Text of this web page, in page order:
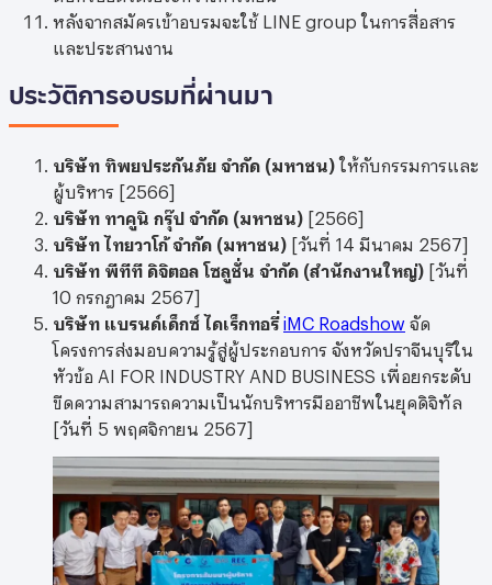
หลังจากสมัครเข้าอบรมจะใช้ LINE group ในการสื่อสาร
และประสานงาน
ประวัติการอบรมที่ผ่านมา
บริษัท ทิพยประกันภัย จํากัด (มหาชน) ให้กับกรรมการและ
ผู้บริหาร [2566]
บริษัท ทาคูนิ กรุ๊ป จำกัด (มหาชน) [2566]
บริษัท ไทยวาโก้ จำกัด (มหาชน) [วันที่ 14 มีนาคม 2567]
บริษัท พีทีที ดิจิตอล โซลูชั่น จำกัด (สำนักงานใหญ่) [วันที่
10 กรกฎาคม 2567]
บริษัท แบรนด์เด็กซ์ ไดเร็กทอรี่ iMC Roadshow จัด
โครงการส่งมอบความรู้สู่ผู้ประกอบการ จังหวัดปราจีนบุรีใน
หัวข้อ AI FOR INDUSTRY AND BUSINESS เพื่อยกระดับ
ขีดความสามารถความเป็นนักบริหารมืออาชีพในยุคดิจิทัล
[วันที่ 5 พฤศจิกายน 2567]